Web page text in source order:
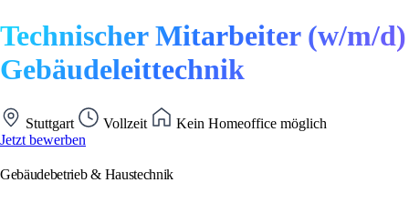
Technischer Mitarbeiter (w/m/d)
Gebäudeleittechnik
Stuttgart Vollzeit
Kein Homeoffice möglich
Jetzt bewerben
Gebäudebetrieb & Haustechnik